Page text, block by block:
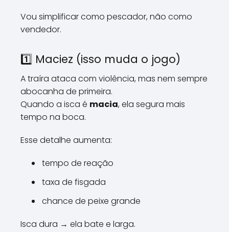
Vou simplificar como pescador, não como
vendedor.
1️⃣ Maciez (isso muda o jogo)
A traíra ataca com violência, mas nem sempre
abocanha de primeira.
Quando a isca é macia, ela segura mais
tempo na boca.
Esse detalhe aumenta:
tempo de reação
taxa de fisgada
chance de peixe grande
Isca dura → ela bate e larga.